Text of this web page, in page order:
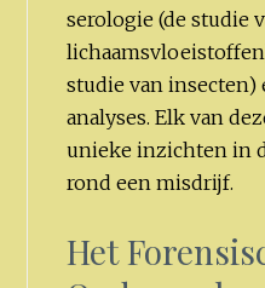
serologie (de studie
studie van insecten)
analyses. Elk van
unieke inzichten in
rond een misdrijf.
Het